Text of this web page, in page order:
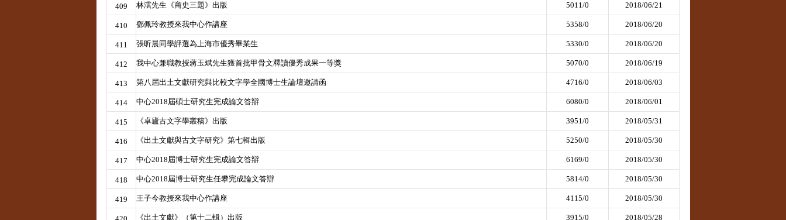
409 林澐先生《商史三題》出版 5011/0 2018/06/21
410 鄧佩玲教授來我中心作講座 5358/0 2018/06/20
411 張昕晨同學評選為上海市優秀畢業生 5330/0 2018/06/20
412 我中心兼職教授蔣玉斌先生獲首批甲骨文釋讀優秀成果一等獎 5070/0 2018/06/19
413 第八屆出土文獻研究與比較文字學全國博士生論壇邀請函 4716/0 2018/06/03
414 中心2018屆碩士研究生完成論文答辯 6080/0 2018/06/01
415 《卓廬古文字學叢稿》出版 3951/0 2018/05/31
416 《出土文獻與古文字研究》第七輯出版 5250/0 2018/05/30
417 中心2018屆博士研究生完成論文答辯 6169/0 2018/05/30
418 中心2018屆博士研究生任攀完成論文答辯 5814/0 2018/05/30
419 王子今教授來我中心作講座 4115/0 2018/05/30
《出土文獻》（第十二輯）出版 3915/0 2018/05/28